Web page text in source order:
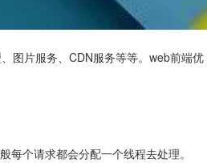
图片服务、CDN服务等等。web前端优
个请求都会分配一个线程去处理。